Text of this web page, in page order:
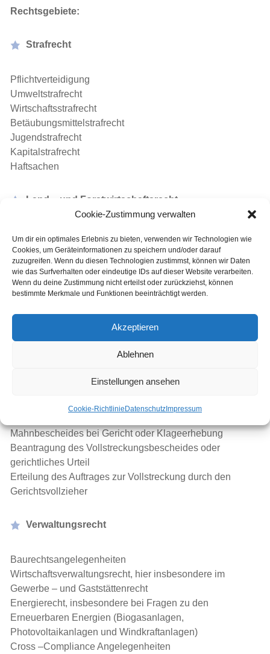
Cookie-Zustimmung verwalten
Um dir ein optimales Erlebnis zu bieten, verwenden wir Technologien wie
Cookies, um Geräteinformationen zu speichern und/oder darauf
zuzugreifen. Wenn du diesen Technologien zustimmst, können wir Daten
wie das Surfverhalten oder eindeutige IDs auf dieser Website verarbeiten.
Wenn du deine Zustimmung nicht erteilst oder zurückziehst, können
bestimmte Merkmale und Funktionen beeinträchtigt werden.
Akzeptieren
Ablehnen
Einstellungen ansehen
Cookie-RichtlinieDatenschutzImpressum
Rechtsgebiete:
Strafrecht
Pflichtverteidigung
Umweltstrafrecht
Wirtschaftsstrafrecht
Betäubungsmittelstrafrecht
Jugendstrafrecht
Kapitalstrafrecht
Haftsachen
Land – und Forstwirtschaftsrecht
Erarbeitung von Verträgen (Landpachtverträge,
Windkraftverträge)
Betreuung beim Immobilienerwerb bzw.
Immobilienverkauf
Vertretung in Angelegenheiten des Pferderechts
Vertretung in Angelegenheiten des Agrarrechts
Vertretung in Angelegenheiten des Jagdrechts
Anwaltliches Mahnschreiben
Mahnbescheides bei Gericht oder Klageerhebung
Beantragung des Vollstreckungsbescheides oder
gerichtliches Urteil
Erteilung des Auftrages zur Vollstreckung durch den
Gerichtsvollzieher
Verwaltungsrecht
Baurechtsangelegenheiten
Wirtschaftsverwaltungsrecht, hier insbesondere im
Gewerbe – und Gaststättenrecht
Energierecht, insbesondere bei Fragen zu den
Erneuerbaren Energien (Biogasanlagen,
Photovoltaikanlagen und Windkraftanlagen)
Cross –Compliance Angelegenheiten